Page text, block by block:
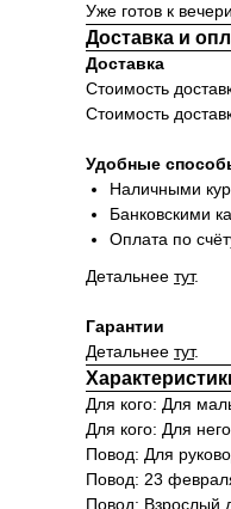
Уже готов к
Доставка и
Доставка
Стоимость
Стоимость
Удобные
Наличными
Банковскими
Оплата по
Детальнее тут.
Гарантии
Детальнее тут.
Для кого: Для
Для кого: Для него
Повод: Для
Повод: 23
Повод: Взрослый